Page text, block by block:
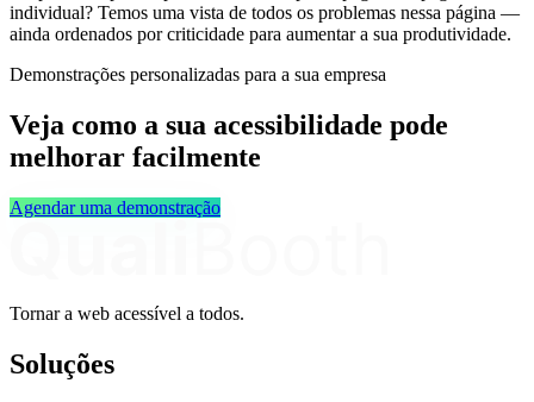
individual? Temos uma vista de todos os problemas nessa página —
ainda ordenados por criticidade para aumentar a sua produtividade.
Demonstrações personalizadas para a sua empresa
Veja como a sua acessibilidade pode
melhorar facilmente
Agendar uma demonstração
Tornar a web acessível a todos.
Soluções